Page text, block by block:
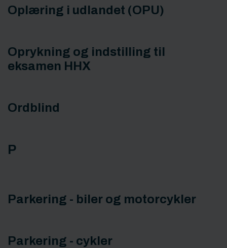
Oplæring i udlandet (OPU)
Oprykning og indstilling til
eksamen HHX
Ordblind
P
Parkering - biler og motorcykler
Parkering - cykler